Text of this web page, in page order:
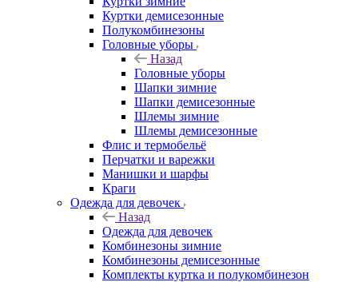
Куртки демисезонные
Полукомбинезоны
Головные уборы
Назад
Головные уборы
Шапки зимние
Шапки демисезонные
Шлемы зимние
Шлемы демисезонные
Флис и термобельё
Перчатки и варежки
Манишки и шарфы
Краги
Одежда для девочек
Назад
Одежда для девочек
Комбинезоны зимние
Комбинезоны демисезонные
Комплекты куртка и полукомбинезон